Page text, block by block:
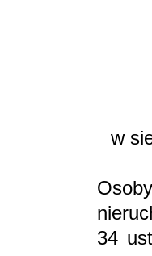
w
34